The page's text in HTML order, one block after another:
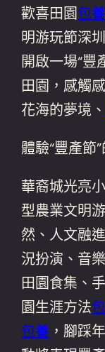
歡喜田園包
明游玩節深
開啟一場“豐
田園，感觸
花海的夢境、
體驗“豐產節
華裔城光亮
型農業文明
然、人文融
況扮演、音
田園食集、
園生涯方法
包養 ，腳踩